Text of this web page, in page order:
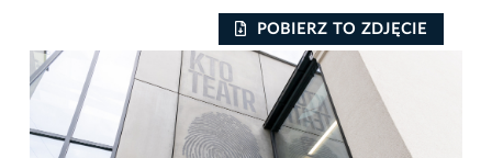
POBIERZ TO ZDJĘCIE